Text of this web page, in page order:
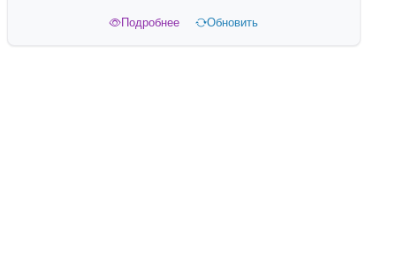
Подробнее Обновить